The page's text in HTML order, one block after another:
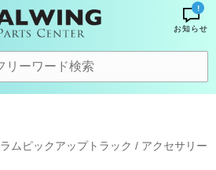
!
お知らせ
ラムピックアップトラック / アクセサリー